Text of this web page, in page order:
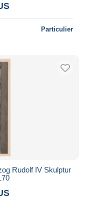
Particulier
Rudolf IV Skulptur